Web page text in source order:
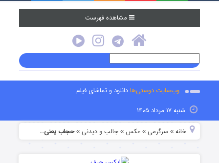
مشاهده فهرست
وب‌سایت دوستی‌هادانلود و تماشای فیلم
شنبه ۱۷ مرداد ۱۴۰۵
خانه » سرگرمی »عکس »جالب و دیدنی »حجاب یعنی…